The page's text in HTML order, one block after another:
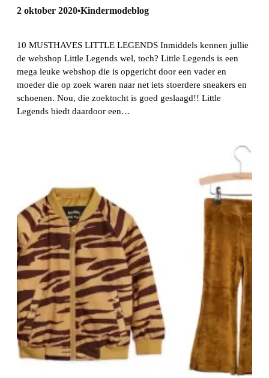
2 oktober 2020•Kindermodeblog
10 MUSTHAVES LITTLE LEGENDS Inmiddels kennen jullie
de webshop Little Legends wel, toch? Little Legends is een
mega leuke webshop die is opgericht door een vader en
moeder die op zoek waren naar net iets stoerdere sneakers en
schoenen. Nou, die zoektocht is goed geslaagd!! Little
Legends biedt daardoor een…